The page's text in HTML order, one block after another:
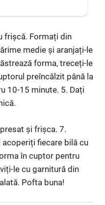
frișcă. Formați din
medie și aranjați-le
forma, treceți-le
preîncălzit până la
10-15 minute. 5. Dați
și frișca. 7.
fiecare bilă cu
în cuptor pentru
le cu garnitură din
Pofta buna!